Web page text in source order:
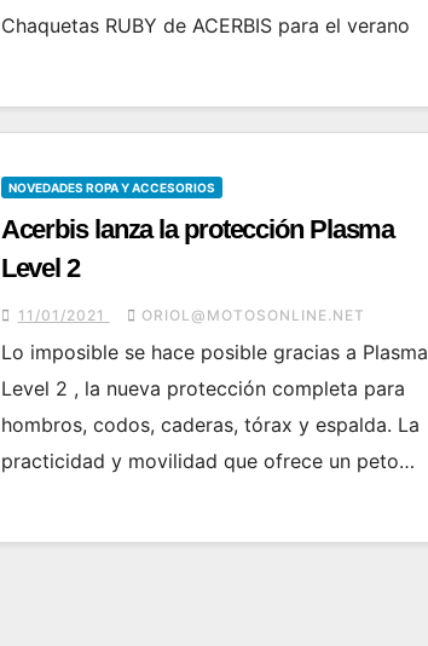
Chaquetas RUBY de ACERBIS para el verano
NOVEDADES ROPA Y ACCESORIOS
Acerbis lanza la protección Plasma
Level 2
11/01/2021 ORIOL@MOTOSONLINE.NET
Lo imposible se hace posible gracias a Plasma
Level 2 , la nueva protección completa para
hombros, codos, caderas, tórax y espalda. La
practicidad y movilidad que ofrece un peto…